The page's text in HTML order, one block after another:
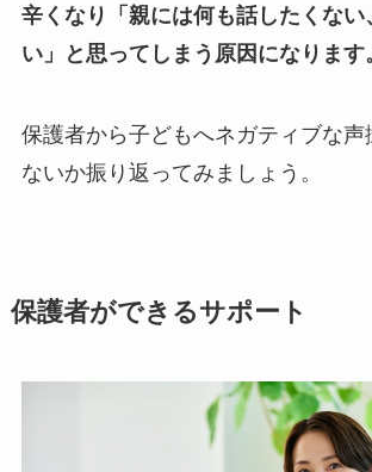
辛くなり「親には何も話したくない
い」と思ってしまう原因になります
保護者から子どもへネガティブな声
ないか振り返ってみましょう。
保護者ができるサポート